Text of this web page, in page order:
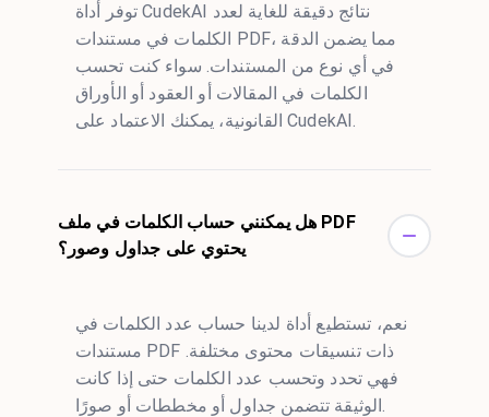
توفر أداة CudekAI نتائج دقيقة للغاية لعدد
الكلمات في مستندات PDF، مما يضمن الدقة
في أي نوع من المستندات. سواء كنت تحسب
الكلمات في المقالات أو العقود أو الأوراق
القانونية، يمكنك الاعتماد على CudekAI.
هل يمكنني حساب الكلمات في ملف PDF
يحتوي على جداول وصور؟
نعم، تستطيع أداة لدينا حساب عدد الكلمات في
مستندات PDF ذات تنسيقات محتوى مختلفة.
فهي تحدد وتحسب عدد الكلمات حتى إذا كانت
الوثيقة تتضمن جداول أو مخططات أو صورًا.